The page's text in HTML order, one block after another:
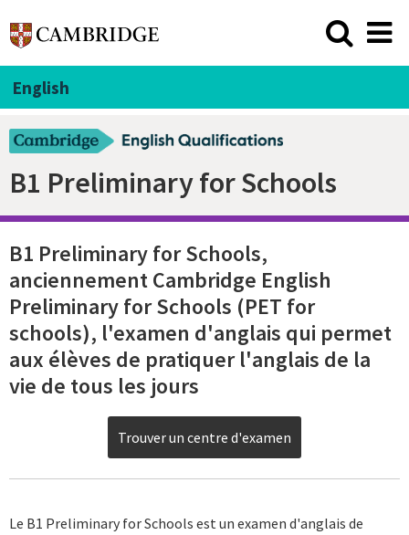
English
B1 Preliminary for Schools
B1 Preliminary for Schools,
anciennement Cambridge English
Preliminary for Schools (PET for
schools), l'examen d'anglais qui permet
aux élèves de pratiquer l'anglais de la
vie de tous les jours
Trouver un centre d'examen
Le B1 Preliminary for Schools est un examen d'anglais de